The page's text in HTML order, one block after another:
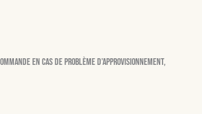
en cas de problème d’approvisionnement,